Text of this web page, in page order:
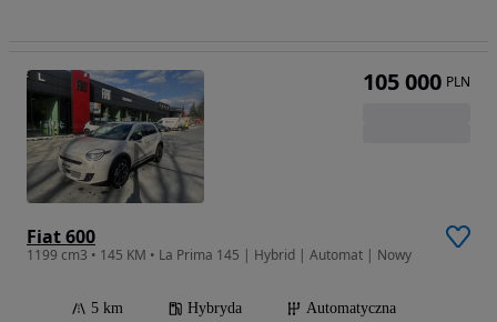
Fiat 600
1199 cm3 • 145 KM • La Prima 145 | Hybrid | Automat | Nowy
5 km Hybryda
Automatyczna
105 000 PLN